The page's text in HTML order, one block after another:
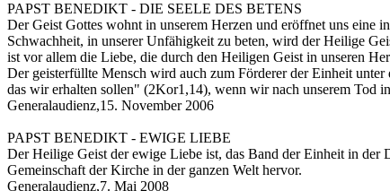
PAPST BENEDIKT - DIE SEELE DES BETENS
Der Geist Gottes wohnt in unserem Herzen und eröffnet uns eine
Schwachheit, in unserer Unfähigkeit zu beten, wird der Heilige
ist vor allem die Liebe, die durch den Heiligen Geist in unseren
Der geisterfüllte Mensch wird auch zum Förderer der Einheit
das wir erhalten sollen" (2Kor1,14), wenn wir nach unserem Tod
Generalaudienz,15. November 2006
PAPST BENEDIKT - EWIGE LIEBE
Der Heilige Geist der ewige Liebe ist, das Band der Einheit in der
Gemeinschaft der Kirche in der ganzen Welt hervor.
Generalaudienz,7. Mai 2008